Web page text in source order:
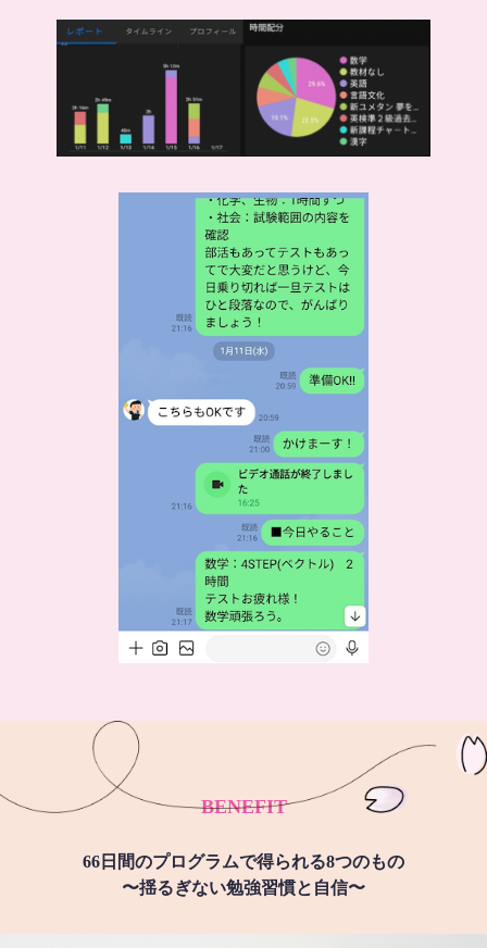
BENEFIT
66日間のプログラムで得られる8つのもの
〜揺るぎない勉強習慣と自信〜